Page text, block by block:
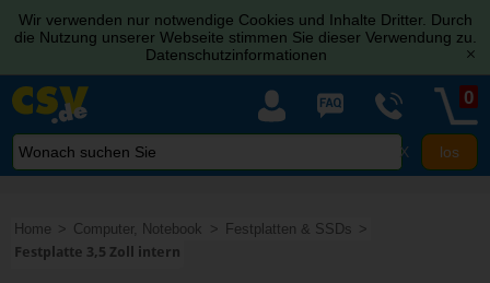
Wir verwenden nur notwendige Cookies und Inhalte Dritter. Durch
die Nutzung unserer Webseite stimmen Sie dieser Verwendung zu.
Datenschutzinformationen
[x]
X
0
Home Computer, Notebook
Festplatten & SSDs
Festplatte 3,5 Zoll intern